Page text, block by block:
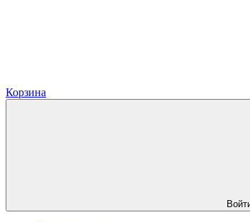
Корзина